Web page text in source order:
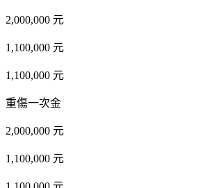
2,000,000 元
1,100,000 元
1,100,000 元
重傷一次金
2,000,000 元
1,100,000 元